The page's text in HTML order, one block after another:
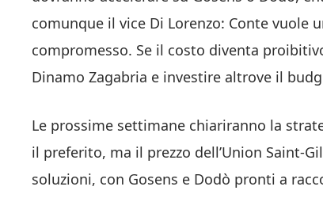
comunque il vice Di Lorenzo: Conte vuole
compromesso. Se il costo diventa
Dinamo Zagabria e investire altrove il
Le prossime settimane chiariranno la
il preferito, ma il prezzo dell’Union Saint-
soluzioni, con Gosens e Dodò pronti a